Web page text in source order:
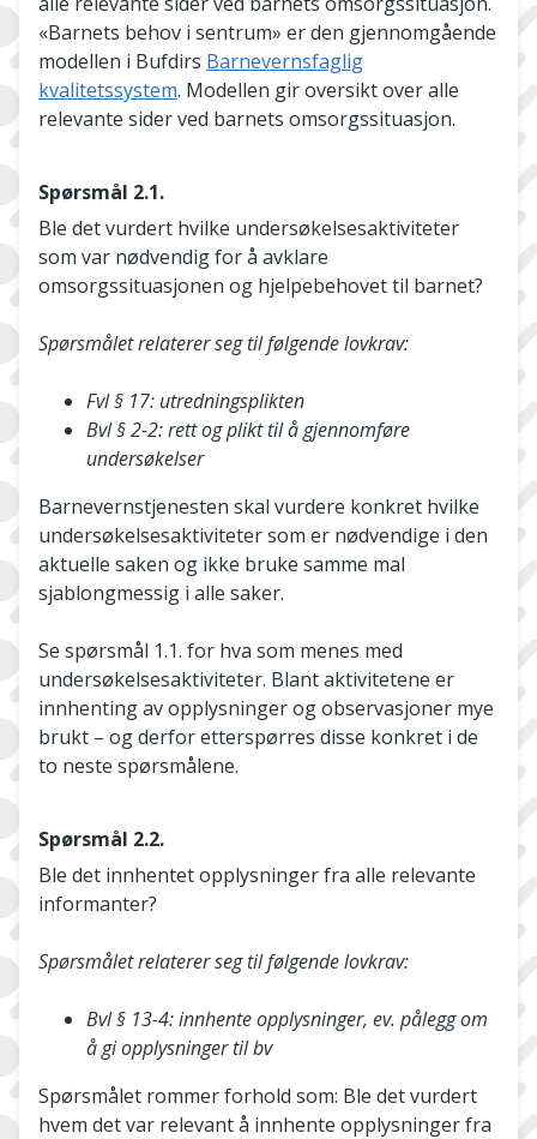
«Barnets behov i sentrum» er den gjennomgående
modellen i Bufdirs Barnevernsfaglig
kvalitetssystem. Modellen gir oversikt over alle
relevante sider ved barnets omsorgssituasjon.
Spørsmål 2.1.
Ble det vurdert hvilke undersøkelsesaktiviteter
som var nødvendig for å avklare
omsorgssituasjonen og hjelpebehovet til barnet?
Spørsmålet relaterer seg til følgende lovkrav:
Fvl § 17: utredningsplikten
Bvl § 2-2: rett og plikt til å gjennomføre
undersøkelser
Barnevernstjenesten skal vurdere konkret hvilke
undersøkelsesaktiviteter som er nødvendige i den
aktuelle saken og ikke bruke samme mal
sjablongmessig i alle saker.
Se spørsmål 1.1. for hva som menes med
undersøkelsesaktiviteter. Blant aktivitetene er
innhenting av opplysninger og observasjoner mye
brukt – og derfor etterspørres disse konkret i de
to neste spørsmålene.
Spørsmål 2.2.
Ble det innhentet opplysninger fra alle relevante
informanter?
Spørsmålet relaterer seg til følgende lovkrav:
Bvl § 13-4: innhente opplysninger, ev. pålegg om
å gi opplysninger til bv
Spørsmålet rommer forhold som: Ble det vurdert
hvem det var relevant å innhente opplysninger fra